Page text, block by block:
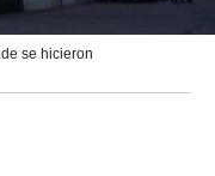
se hicieron